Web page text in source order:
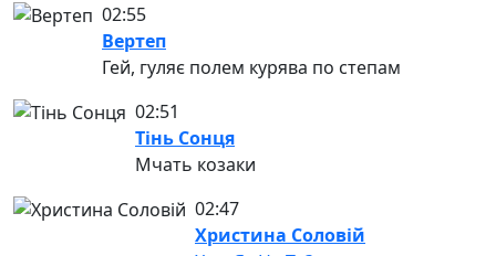
02:55
Вертеп
Гей, гуляє полем курява по степам
02:51
Тінь Сонця
Мчать козаки
02:47
Христина Соловій